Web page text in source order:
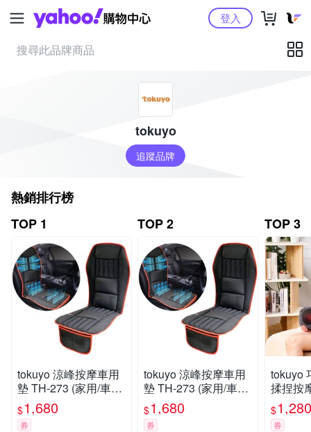
Yahoo購物中心登入
tokuyo
追蹤品牌
熱銷排行榜
TOP 1
tokuyo 涼峰按摩車用
墊 TH-273 (家用/車用/
電競)
$1,680
券
TOP 2
tokuyo 涼峰按摩車用
墊 TH-273 (家用/車用/
電競)
$1,680
券
TOP 3
tokuyo
揉捏按
$1,280
券